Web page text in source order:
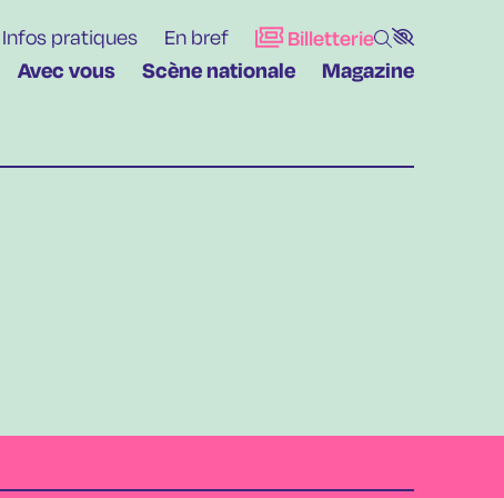
Infos pratiques En bref Billetterie
Avec vous Scène nationale Magazine